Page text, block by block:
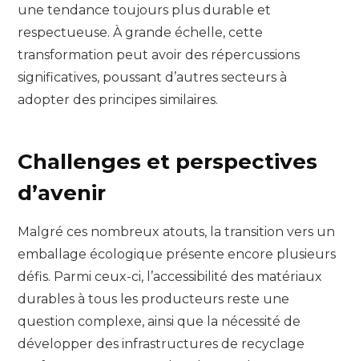
une tendance toujours plus durable et
respectueuse. À grande échelle, cette
transformation peut avoir des répercussions
significatives, poussant d’autres secteurs à
adopter des principes similaires.
Challenges et perspectives
d’avenir
Malgré ces nombreux atouts, la transition vers un
emballage écologique présente encore plusieurs
défis. Parmi ceux-ci, l’accessibilité des matériaux
durables à tous les producteurs reste une
question complexe, ainsi que la nécessité de
développer des infrastructures de recyclage